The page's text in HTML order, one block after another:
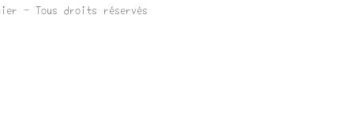
- Tous droits réservés